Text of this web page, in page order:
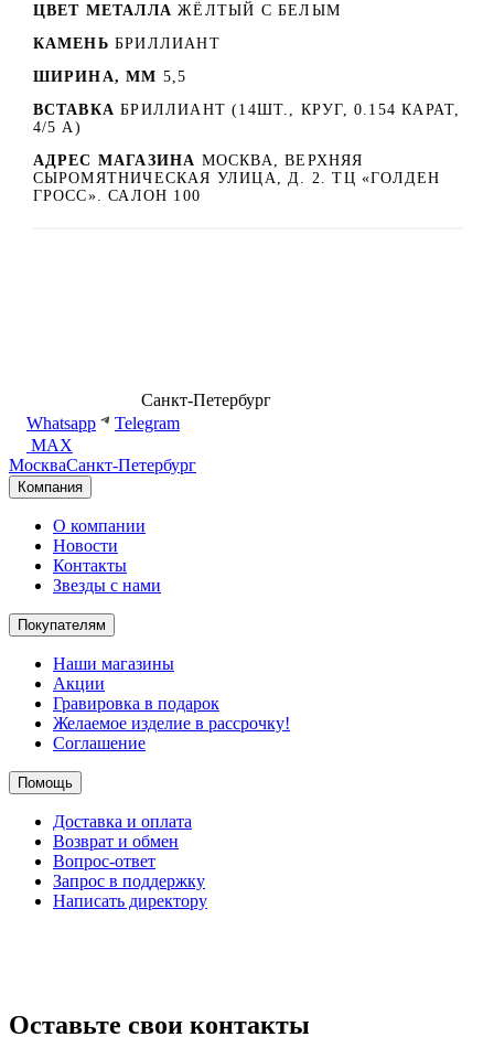
ЦВЕТ МЕТАЛЛА ЖЁЛТЫЙ С БЕЛЫМ
КАМЕНЬ БРИЛЛИАНТ
ШИРИНА, ММ 5,5
ВСТАВКА БРИЛЛИАНТ (14ШТ., КРУГ, 0.154 КАРАТ,
4/5 А)
АДРЕС МАГАЗИНА МОСКВА, ВЕРХНЯЯ
СЫРОМЯТНИЧЕСКАЯ УЛИЦА, Д. 2. ТЦ «ГОЛДЕН
ГРОСС». САЛОН 100
Санкт-Петербург
Whatsapp
Telegram
MAX
МоскваСанкт-Петербург
Компания
О компании
Новости
Контакты
Звезды с нами
Покупателям
Наши магазины
Акции
Гравировка в подарок
Желаемое изделие в рассрочку!
Соглашение
Помощь
Доставка и оплата
Возврат и обмен
Вопрос-ответ
Запрос в поддержку
Написать директору
Оставьте свои контакты